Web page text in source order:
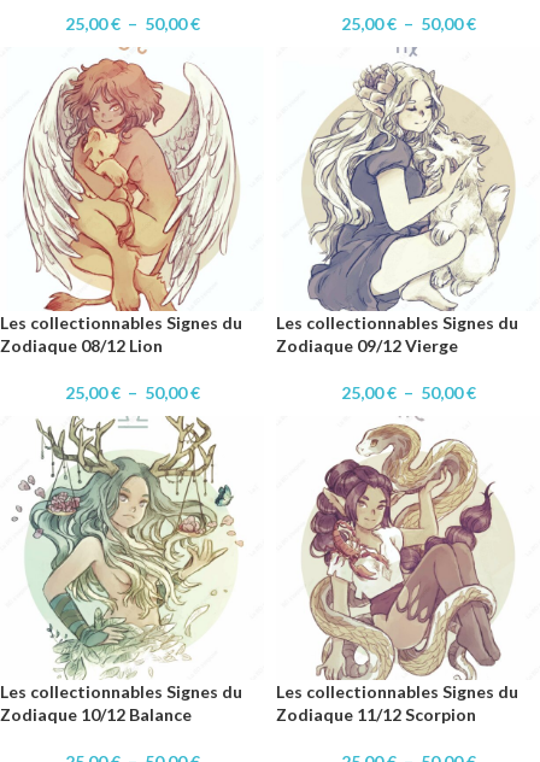
25,00€ – 50,00€ 25,00€ – 50,00€
Les collectionnables Signes du
Zodiaque 08/12 Lion
25,00€ – 50,00€
Les collectionnables Signes du
Zodiaque 09/12 Vierge
25,00€ – 50,00€
Les collectionnables Signes du
Zodiaque 10/12 Balance
Les collectionnables Signes du
Zodiaque 11/12 Scorpion